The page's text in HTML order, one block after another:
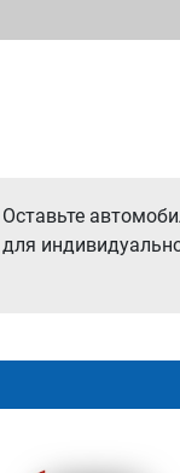
Оставьте
для